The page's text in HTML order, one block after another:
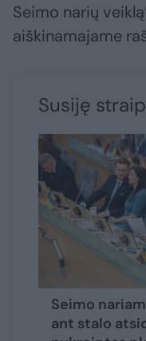
Seimo narių
aiškinamajame
Susiję
Seimo
ant stalo